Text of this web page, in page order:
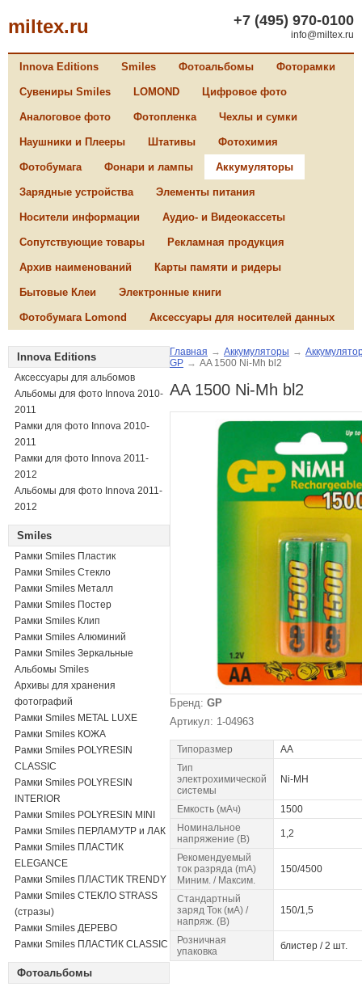
miltex.ru +7 (495) 970-0100
info@miltex.ru
Innova Editions Smiles Фотоальбомы Фоторамки
Сувениры Smiles LOMOND Цифровое фото
Аналоговое фото Фотопленка Чехлы и сумки
Наушники и Плееры Штативы Фотохимия
Фотобумага Фонари и лампы Аккумуляторы
Зарядные устройства Элементы питания
Носители информации Аудио- и Видеокассеты
Сопутствующие товары Рекламная продукция
Архив наименований Карты памяти и ридеры
Бытовые Клеи Электронные книги
Фотобумага Lomond Аксессуары для носителей данных
Innova Editions
Аксессуары для альбомов
Альбомы для фото Innova 2010-
2011
Рамки для фото Innova 2010-
2011
Рамки для фото Innova 2011-
2012
Альбомы для фото Innova 2011-
2012
Smiles
Рамки Smiles Пластик
Рамки Smiles Стекло
Рамки Smiles Металл
Рамки Smiles Постер
Рамки Smiles Клип
Рамки Smiles Алюминий
Рамки Smiles Зеркальные
Альбомы Smiles
Архивы для хранения
фотографий
Рамки Smiles METAL LUXE
Рамки Smiles КОЖА
Рамки Smiles POLYRESIN
CLASSIC
Рамки Smiles POLYRESIN
INTERIOR
Рамки Smiles POLYRESIN MINI
Рамки Smiles ПЕРЛАМУТР и ЛАК
Рамки Smiles ПЛАСТИК
ELEGANCE
Рамки Smiles ПЛАСТИК TRENDY
Рамки Smiles СТЕКЛО STRASS
(стразы)
Рамки Smiles ДЕРЕВО
Рамки Smiles ПЛАСТИК CLASSIC
Фотоальбомы
Главная → Аккумуляторы →
GP → AA 1500 Ni-Mh bl2
AA 1500 Ni-Mh bl2
Бренд: GP
Артикул: 1-04963
Типоразмер
AA
Тип
электрохимической
системы
Ni-MH
Емкость (мАч)
1500
Номинальное
напряжение (В)
1,2
Рекомендуемый
ток разpяда (mA)
Миним. / Максим.
150/4500
Стандартный
заряд Ток (мА) /
напряж. (В)
150/1,5
Розничная
упаковка
блистер / 2 шт.